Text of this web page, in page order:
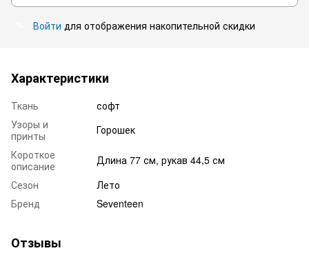
Войти для отображения накопительной скидки
Характеристики
Ткань
софт
Узоры и
принты
Горошек
Короткое
описание
Длина 77 см, рукав 44,5 см
Сезон
Лето
Бренд
Seventeen
Отзывы